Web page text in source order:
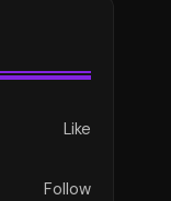
Like
Follow